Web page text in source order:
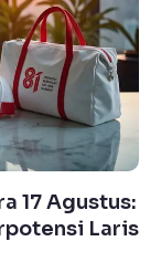
17 Agustus:
Laris